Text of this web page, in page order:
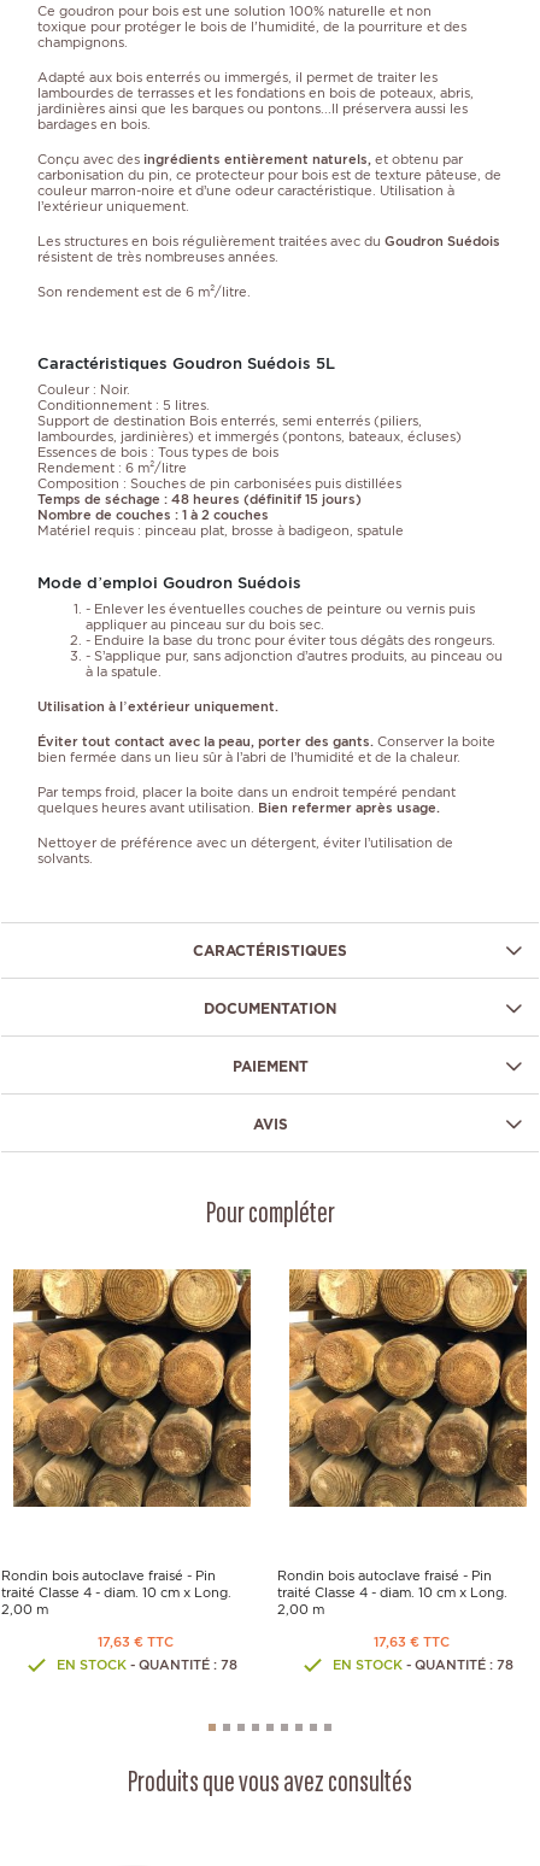
Ce goudron pour bois est une solution 100% naturelle et non
toxique pour protéger le bois de l'humidité, de la pourriture et des
champignons.
Adapté aux bois enterrés ou immergés, il permet de traiter les
lambourdes de terrasses et les fondations en bois de poteaux, abris,
jardinières ainsi que les barques ou pontons...Il préservera aussi les
bardages en bois.
Conçu avec des ingrédients entièrement naturels, et obtenu par
carbonisation du pin, ce protecteur pour bois est de texture pâteuse, de
couleur marron-noire et d’une odeur caractéristique. Utilisation à
l’extérieur uniquement.
Les structures en bois régulièrement traitées avec du Goudron Suédois
résistent de très nombreuses années.
Son rendement est de 6 m²/litre.
Caractéristiques Goudron Suédois 5L
Couleur : Noir.
Conditionnement : 5 litres.
Support de destination Bois enterrés, semi enterrés (piliers,
lambourdes, jardinières) et immergés (pontons, bateaux, écluses)
Essences de bois : Tous types de bois
Rendement : 6 m²/litre
Composition : Souches de pin carbonisées puis distillées
Temps de séchage : 48 heures (définitif 15 jours)
Nombre de couches : 1 à 2 couches
Matériel requis : pinceau plat, brosse à badigeon, spatule
Mode d’emploi Goudron Suédois
- Enlever les éventuelles couches de peinture ou vernis puis
appliquer au pinceau sur du bois sec.
- Enduire la base du tronc pour éviter tous dégâts des rongeurs.
- S’applique pur, sans adjonction d’autres produits, au pinceau ou
à la spatule.
Utilisation à l’extérieur uniquement.
Éviter tout contact avec la peau, porter des gants. Conserver la boite
bien fermée dans un lieu sûr à l’abri de l’humidité et de la chaleur.
Par temps froid, placer la boite dans un endroit tempéré pendant
quelques heures avant utilisation. Bien refermer après usage.
Nettoyer de préférence avec un détergent, éviter l’utilisation de
solvants.
CARACTÉRISTIQUES
DOCUMENTATION
PAIEMENT
AVIS
Pour compléter
Rondin bois autoclave fraisé - Pin
traité Classe 4 - diam. 10 cm x Long.
2,00 m
17,63 € TTC
EN STOCK- QUANTITÉ : 78
Rondin bois autoclave fraisé - Pin
traité Classe 4 - diam. 10 cm x Long.
2,00 m
17,63 € TTC
EN STOCK- QUANTITÉ : 78
Produits que vous avez consultés